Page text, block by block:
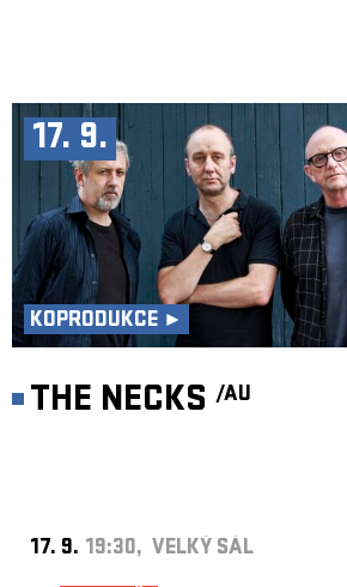
17. 9.
KOPRODUKCE ►
THE NECKS /AU
17. 9. 19:30, VELKÝ SÁL